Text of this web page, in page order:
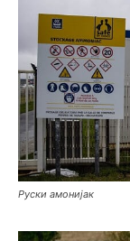
Руски амонијак